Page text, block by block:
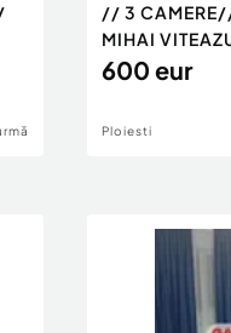
// 3
MIHAI
600 eur
Ploiesti